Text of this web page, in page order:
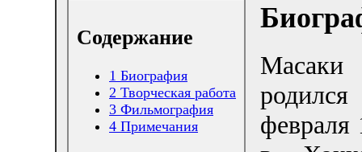
Содержание
1 Биография
2 Творческая работа
3 Фильмография
4 Примечания
Масаки
февраля